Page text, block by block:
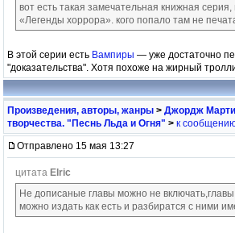
вот есть такая замечательная книжная
«Легенды хоррора». кого попало там не
В этой серии есть Вампиры — уже достаточно
"доказательства". Хотя похоже на жирный
Произведения, авторы, жанры > Джордж
творчества. "Песнь Льда и Огня" > к
Отправлено 15 мая 13:27
цитата Elric
Не дописаные главы можно не
можно издать как есть и разбиратся с ними